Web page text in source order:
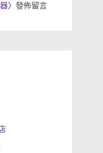
〉發佈留言